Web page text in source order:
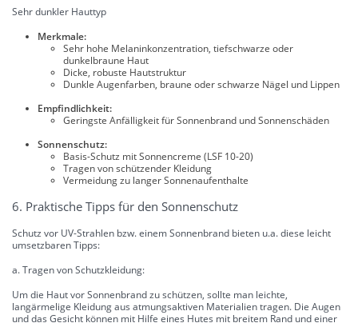
Sehr dunkler Hauttyp
Merkmale:
Sehr hohe Melaninkonzentration, tiefschwarze oder
dunkelbraune Haut
Dicke, robuste Hautstruktur
Dunkle Augenfarben, braune oder schwarze Nägel und Lippen
Empfindlichkeit:
Geringste Anfälligkeit für Sonnenbrand und Sonnenschäden
Sonnenschutz:
Basis-Schutz mit Sonnencreme (LSF 10-20)
Tragen von schützender Kleidung
Vermeidung zu langer Sonnenaufenthalte
6. Praktische Tipps für den Sonnenschutz
Schutz vor UV-Strahlen bzw. einem Sonnenbrand bieten u.a. diese leicht
umsetzbaren Tipps:
a. Tragen von Schutzkleidung:
Um die Haut vor Sonnenbrand zu schützen, sollte man leichte,
langärmelige Kleidung aus atmungsaktiven Materialien tragen. Die Augen
und das Gesicht können mit Hilfe eines Hutes mit breitem Rand und einer